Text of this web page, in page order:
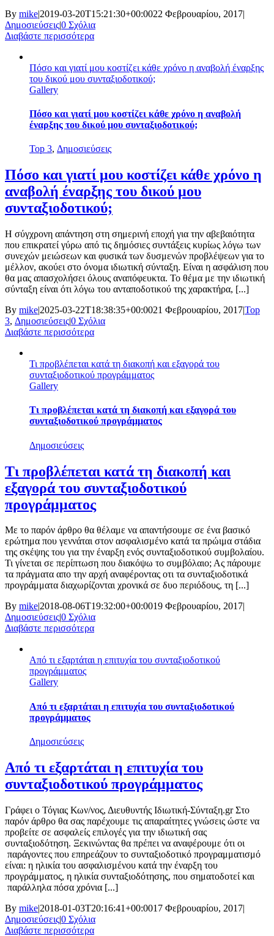
By mike|2019-03-20T15:21:30+00:0022 Φεβρουαρίου, 2017|
Δημοσιεύσεις|0 Σχόλια
Διαβάστε περισσότερα
Πόσο και γιατί μου κοστίζει κάθε χρόνο η αναβολή έναρξης
του δικού μου συνταξιοδοτικού;
Gallery
Πόσο και γιατί μου κοστίζει κάθε χρόνο η αναβολή
έναρξης του δικού μου συνταξιοδοτικού;
Top 3, Δημοσιεύσεις
Πόσο και γιατί μου κοστίζει κάθε χρόνο η
αναβολή έναρξης του δικού μου
συνταξιοδοτικού;
Η σύγχρονη απάντηση στη σημερινή εποχή για την αβεβαιότητα
που επικρατεί γύρω από τις δημόσιες συντάξεις κυρίως λόγω των
συνεχών μειώσεων και φυσικά των δυσμενών προβλέψεων για το
μέλλον, ακούει στο όνομα ιδιωτική σύνταξη. Είναι η ασφάλιση που
θα μας απασχολήσει όλους αναπόφευκτα. Το θέμα με την ιδιωτική
σύνταξη είναι ότι λόγω του ανταποδοτικού της χαρακτήρα, [...]
By mike|2025-03-22T18:38:35+00:0021 Φεβρουαρίου, 2017|Top
3, Δημοσιεύσεις|0 Σχόλια
Διαβάστε περισσότερα
Τι προβλέπεται κατά τη διακοπή και εξαγορά του
συνταξιοδοτικού προγράμματος
Gallery
Τι προβλέπεται κατά τη διακοπή και εξαγορά του
συνταξιοδοτικού προγράμματος
Δημοσιεύσεις
Τι προβλέπεται κατά τη διακοπή και
εξαγορά του συνταξιοδοτικού
προγράμματος
Με το παρόν άρθρο θα θέλαμε να απαντήσουμε σε ένα βασικό
ερώτημα που γεννάται στον ασφαλισμένο κατά τα πρώιμα στάδια
της σκέψης του για την έναρξη ενός συνταξιοδοτικού συμβολαίου.
Τι γίνεται σε περίπτωση που διακόψω το συμβόλαιο; Ας πάρουμε
τα πράγματα απο την αρχή αναφέροντας οτι τα συνταξιοδοτικά
προγράμματα διαχωρίζονται χρονικά σε δυο περιόδους, τη [...]
By mike|2018-08-06T19:32:00+00:0019 Φεβρουαρίου, 2017|
Δημοσιεύσεις|0 Σχόλια
Διαβάστε περισσότερα
Από τι εξαρτάται η επιτυχία του συνταξιοδοτικού
προγράμματος
Gallery
Από τι εξαρτάται η επιτυχία του συνταξιοδοτικού
προγράμματος
Δημοσιεύσεις
Από τι εξαρτάται η επιτυχία του
συνταξιοδοτικού προγράμματος
Γράφει ο Τόγιας Κων/νος, Διευθυντής Ιδιωτική-Σύνταξη.gr Στο
παρόν άρθρο θα σας παρέχουμε τις απαραίτητες γνώσεις ώστε να
προβείτε σε ασφαλείς επιλογές για την ιδιωτική σας
συνταξιοδότηση. Ξεκινώντας θα πρέπει να αναφέρουμε ότι οι
παράγοντες που επηρεάζουν το συνταξιοδοτικό προγραμματισμό
είναι: η ηλικία του ασφαλισμένου κατά την έναρξη του
προγράμματος, η ηλικία συνταξιοδότησης, που σηματοδοτεί και
παράλληλα πόσα χρόνια [...]
By mike|2018-01-03T20:16:41+00:0017 Φεβρουαρίου, 2017|
Δημοσιεύσεις|0 Σχόλια
Διαβάστε περισσότερα